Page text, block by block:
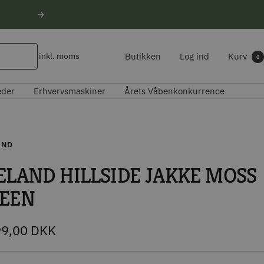
Næste
inkl. moms Butikken Log ind Kurv 0
Erhvervsmaskiner Årets Våbenkonkurrence
HILLSIDE JAKKE MOSS
DKK